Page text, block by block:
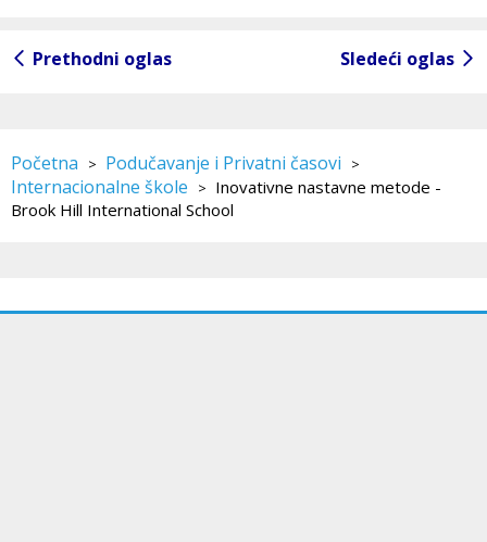
Prethodni oglas Sledeći oglas
Početna > Podučavanje i Privatni časovi >
Internacionalne škole > Inovativne nastavne metode -
Brook Hill International School